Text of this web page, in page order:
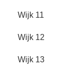
Wijk 11
Wijk 12
Wijk 13